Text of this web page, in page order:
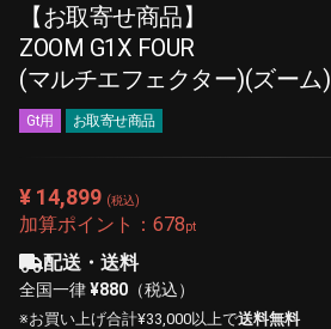
【お取寄せ商品】
ZOOM G1X FOUR
(マルチエフェクター)(ズーム)
Gt用 お取寄せ商品
¥ 14,899 (税込)
加算ポイント： 678pt
配送・送料
全国一律¥880 （税込）
※お買い上げ合計¥33,000以上で送料無料